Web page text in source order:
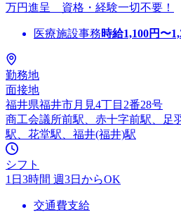
万円進呈 資格・経験一切不要！
医療施設事務時給1,100円〜
勤務地
面接地
福井県福井市月見4丁目2番28号
商工会議所前駅、赤十字前駅、足
駅、花堂駅、福井(福井)駅
シフト
1日3時間 週3日からOK
交通費支給